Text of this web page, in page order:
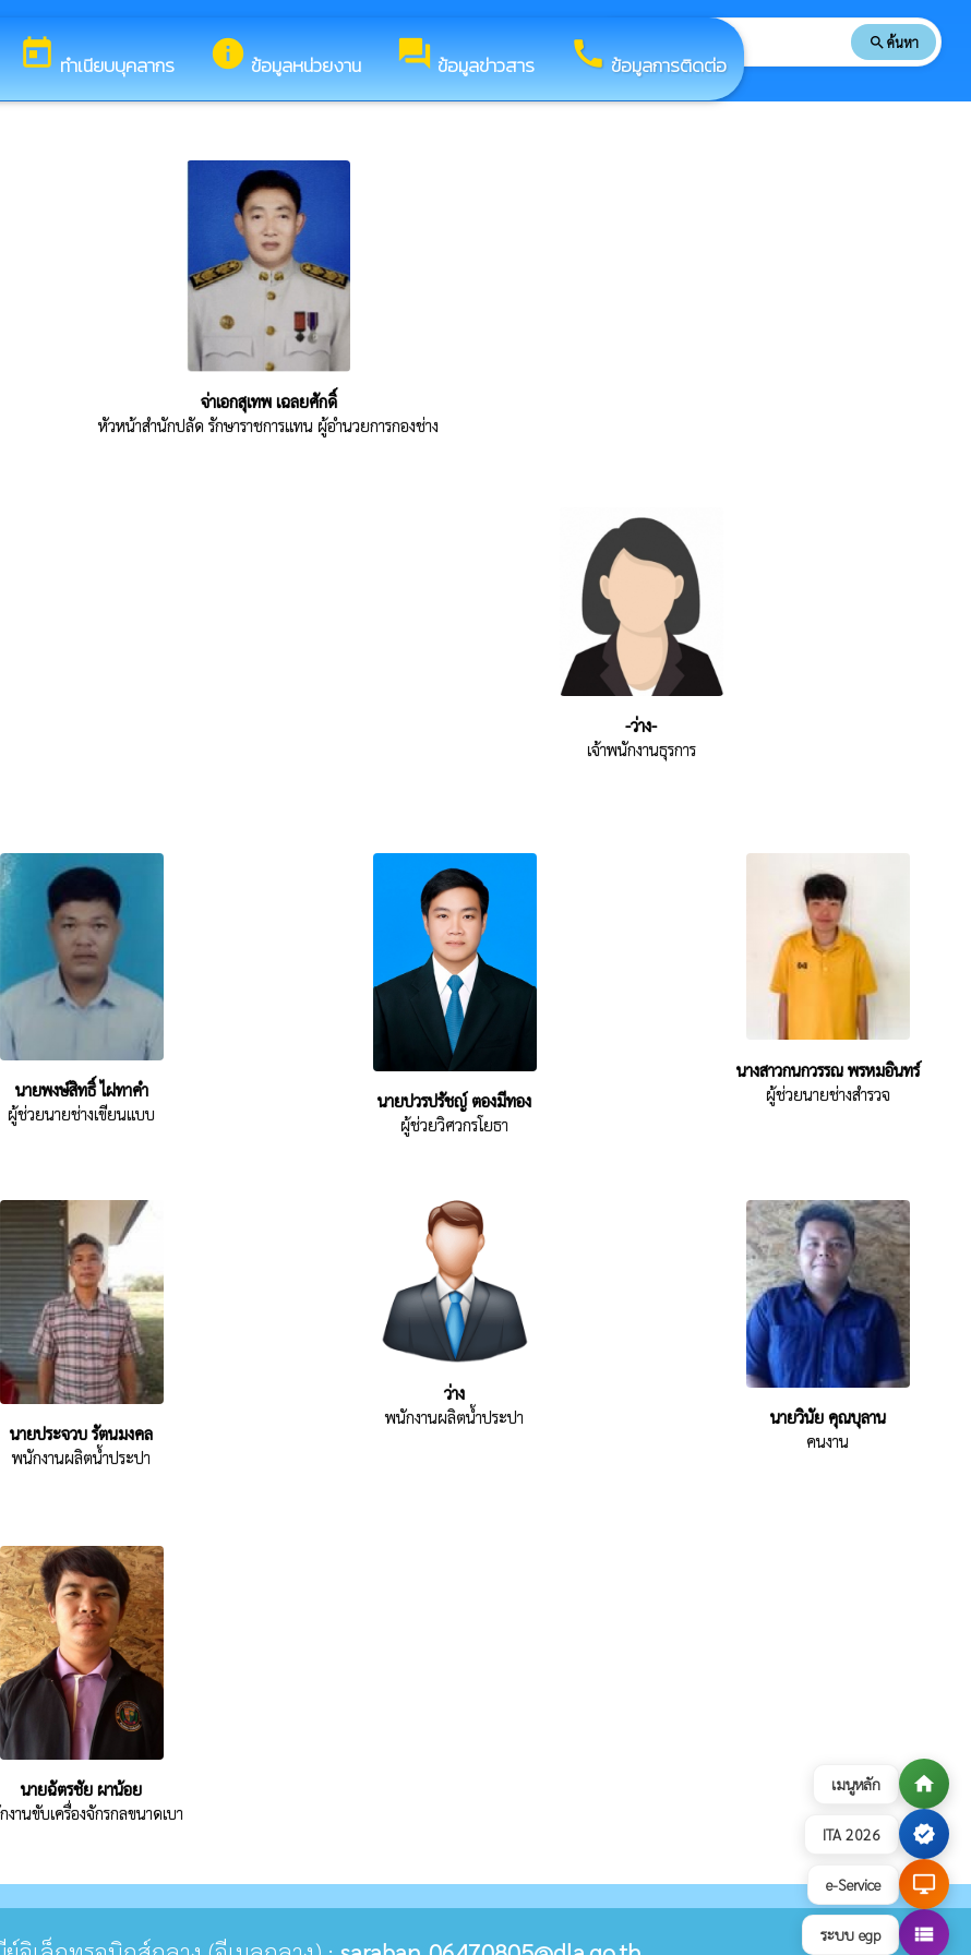
เมนูหลัก home
ITA 2026 verified
e-Service desktop_windows
ระบบ egp view_list
todayทำเนียบบุคลากร infoข้อมูลหน่วยงาน forumข้อมูลข่าวสาร callข้อมูลการติดต่อ
ว็บไซต์ของ องค์การบริหารส่วนตำบลขัวก่าย search ค้นหา
จ่าเอกสุเทพ เฉลยศักดิ์
หัวหน้าสำนักปลัด รักษาราชการแทน ผู้อำนวยการกองช่าง
-ว่าง-
เจ้าพนักงานธุรการ
นายพงษ์สิทธิ์ ไฝทาคำ
ผู้ช่วยนายช่างเขียนแบบ
นายปวรปรัชญ์ ตองมีทอง
ผู้ช่วยวิศวกรโยธา
นางสาวกนกวรรณ พรหมอินทร์
ผู้ช่วยนายช่างสำรวจ
นายประจวบ รัตนมงคล
พนักงานผลิตน้ำประปา
ว่าง
พนักงานผลิตน้ำประปา
นายวินัย คุณบุลาน
คนงาน
นายฉัตรชัย ผาน้อย
งานขับเครื่องจักรกลขนาดเบา